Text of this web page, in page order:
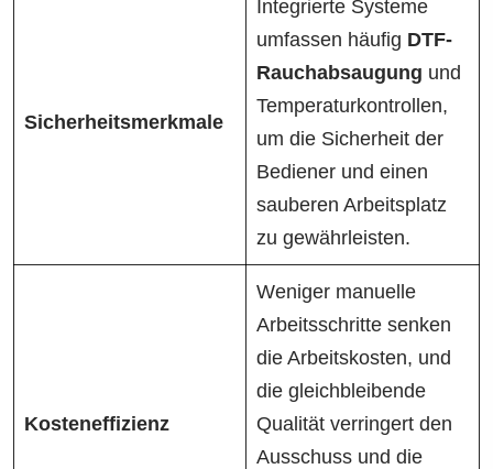
Sicherheitsmerkmale
Integrierte Systeme
umfassen häufig DTF-
Rauchabsaugung und
Temperaturkontrollen,
um die Sicherheit der
Bediener und einen
sauberen Arbeitsplatz
zu gewährleisten.
Kosteneffizienz
Weniger manuelle
Arbeitsschritte senken
die Arbeitskosten, und
die gleichbleibende
Qualität verringert den
Ausschuss und die